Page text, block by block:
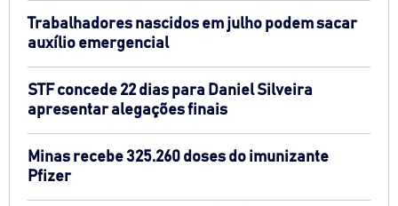
Trabalhadores nascidos em julho podem sacar
auxílio emergencial
STF concede 22 dias para Daniel Silveira
apresentar alegações finais
Minas recebe 325.260 doses do imunizante
Pfizer